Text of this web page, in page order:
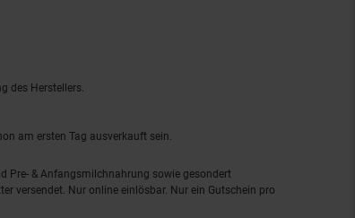
des Herstellers.
am ersten Tag ausverkauft sein.
Pre- & Anfangsmilchnahrung sowie gesondert
versendet. Nur online einlösbar. Nur ein Gutschein pro